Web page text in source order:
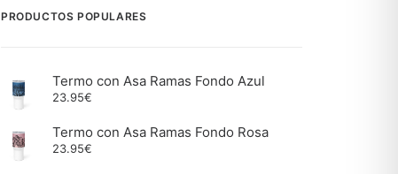
PRODUCTOS POPULARES
Termo con Asa Ramas Fondo Azul
23.95€
Termo con Asa Ramas Fondo Rosa
23.95€